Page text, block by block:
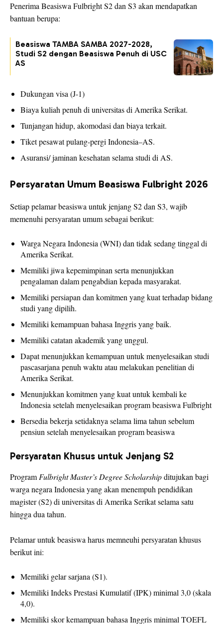
Penerima Beasiswa Fulbright S2 dan S3 akan mendapatkan
bantuan berupa:
Beasiswa TAMBA SAMBA 2027-2028,
Studi S2 dengan Beasiswa Penuh di USC
AS
Dukungan visa (J-1)
Biaya kuliah penuh di universitas di Amerika Serikat.
Tunjangan hidup, akomodasi dan biaya terkait.
Tiket pesawat pulang-pergi Indonesia–AS.
Asuransi/ jaminan kesehatan selama studi di AS.
Persyaratan Umum Beasiswa Fulbright 2026
Setiap pelamar beasiswa untuk jenjang S2 dan S3, wajib
memenuhi persyaratan umum sebagai berikut:
Warga Negara Indonesia (WNI) dan tidak sedang tinggal di
Amerika Serikat.
Memiliki jiwa kepemimpinan serta menunjukkan
pengalaman dalam pengabdian kepada masyarakat.
Memiliki persiapan dan komitmen yang kuat terhadap bidang
studi yang dipilih.
Memiliki kemampuan bahasa Inggris yang baik.
Memiliki catatan akademik yang unggul.
Dapat menunjukkan kemampuan untuk menyelesaikan studi
pascasarjana penuh waktu atau melakukan penelitian di
Amerika Serikat.
Menunjukkan komitmen yang kuat untuk kembali ke
Indonesia setelah menyelesaikan program beasiswa Fulbright
Bersedia bekerja setidaknya selama lima tahun sebelum
pensiun setelah menyelesaikan program beasiswa
Persyaratan Khusus untuk Jenjang S2
Program Fulbright Master’s Degree Scholarshipditujukan bagi
warga negara Indonesia yang akan menempuh pendidikan
magister (S2) di universitas di Amerika Serikat selama satu
hingga dua tahun.
Pelamar untuk beasiswa harus memneuhi persyaratan khusus
berikut ini:
Memiliki gelar sarjana (S1).
Memiliki Indeks Prestasi Kumulatif (IPK) minimal 3,0 (skala
4,0).
Memiliki skor kemampuan bahasa Inggris minimal TOEFL